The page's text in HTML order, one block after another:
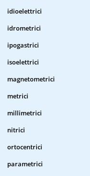
idioelettrici
idrometrici
ipogastrici
isoelettrici
magnetometrici
metrici
millimetrici
nitrici
ortocentrici
parametrici